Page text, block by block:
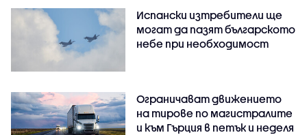
Испански изтребители ще
могат да пазят българското
небе при необходимост
Ограничават движението
на тирове по магистралите
и към Гърция в петък и неделя